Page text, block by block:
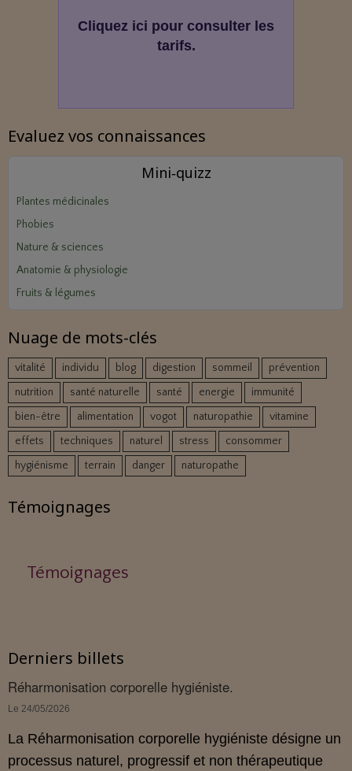
Cliquez ici pour consulter les
tarifs.
Evaluez vos connaissances
Mini‑quizz
Plantes médicinales
Phobies
Nature & sciences
Anatomie & physiologie
Fruits & légumes
Nuage de mots-clés
vitalité individu blog digestion sommeil
prévention
nutrition
santé naturelle santé energie
immunité
bien-être
alimentation vogot naturopathie
vitamine
effets
techniques naturel stress
consommer
hygiénisme
terrain danger naturopathe
Témoignages
Témoignages
Derniers billets
Réharmonisation corporelle hygiéniste.
Le 24/05/2026
La Réharmonisation corporelle hygiéniste désigne un
processus naturel, progressif et non thérapeutique